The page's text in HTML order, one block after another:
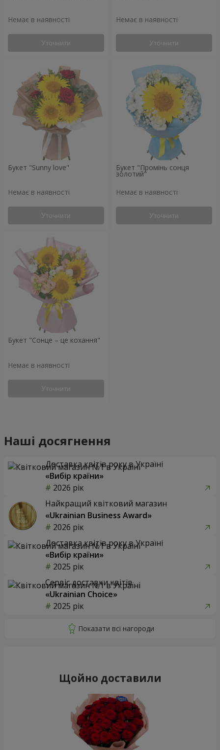
Немає в наявності
Уточнити
Немає в наявності
Уточнити
Букет "Sunny love"
Немає в наявності
Уточнити
Букет "Промінь сонця
золотий"
Немає в наявності
Уточнити
Букет "Сонце – це кохання"
Немає в наявності
Уточнити
Наші досягнення
Доставка квітів року в Україні
«Вибір країни»
2026 рік
Найкращий квітковий магазин
«Ukrainian Business Award»
2026 рік
Доставка квітів року в Україні
«Вибір країни»
2025 рік
Сервіс доставки квітів
«Ukrainian Choice»
2025 рік
Щойно доставили